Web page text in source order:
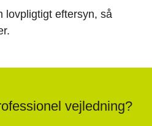
lovpligtigt eftersyn, så
vejledning?